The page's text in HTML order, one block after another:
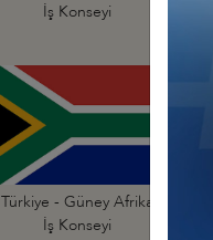
İş Konseyi
Türkiye - Güney Afrika
İş Konseyi